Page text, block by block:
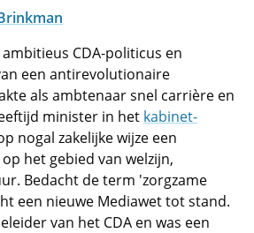
CDA-politicus en
een antirevolutionaire
als ambtenaar snel carrière en
minister in het kabinet-
nogal zakelijke wijze een
het gebied van welzijn,
Bedacht de term 'zorgzame
een nieuwe Mediawet tot stand.
van het CDA en was een